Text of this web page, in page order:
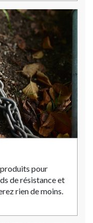
pour
de résistance et
rien de moins.